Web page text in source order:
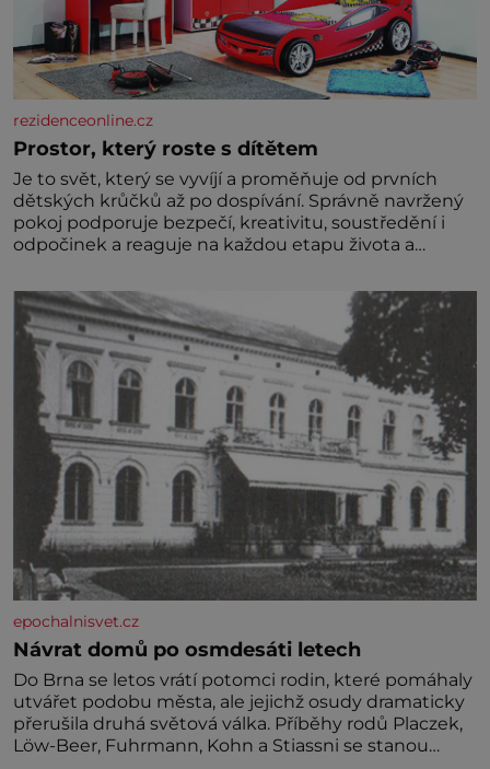
rezidenceonline.cz
Prostor, který roste s dítětem
Je to svět, který se vyvíjí a proměňuje od prvních
dětských krůčků až po dospívání. Správně navržený
pokoj podporuje bezpečí, kreativitu, soustředění i
odpočinek a reaguje na každou etapu života a
jednoduchost, měkkost a bezpečí, proto by pokoj
miminka měl působit především klidně a útulně.
Předškolní věk je
epochalnisvet.cz
Návrat domů po osmdesáti letech
Do Brna se letos vrátí potomci rodin, které pomáhaly
utvářet podobu města, ale jejichž osudy dramaticky
přerušila druhá světová válka. Příběhy rodů Placzek,
Löw-Beer, Fuhrmann, Kohn a Stiassni se stanou